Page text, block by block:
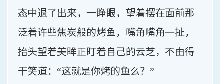
态中退了出来，一睁眼，望着摆在面前那
泛着许些焦炭般的烤鱼，嘴角嘴角一扯，
抬头望着美眸正盯着自己的云芝，不由得
干笑道：“这就是你烤的鱼么？”